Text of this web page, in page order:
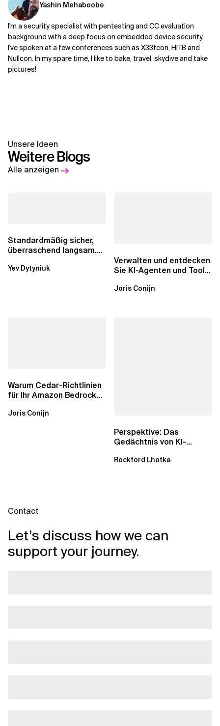
Yashin Mehaboobe
I'm a security specialist with pentesting and CC evaluation
background with a deep focus on embedded device security.
I've spoken at a few conferences such as X33fcon, HITB and
Nullcon. In my spare time, I like to bake, travel, skydive and take
pictures!
Unsere Ideen
Weitere Blogs
Alle anzeigen
Standardmäßig sicher,
überraschend langsam.
über die RDS...
Yev Dytyniuk
Verwalten und entdecken
Sie KI-Agenten und Tools
AgentCore...
Joris Conijn
Warum Cedar-Richtlinien
für Ihr Amazon Bedrock
wichtig sind
Joris Conijn
Perspektive: Das
Gedächtnis von KI-
dem...
Rockford Lhotka
Contact
Let’s discuss how we can
support your journey.